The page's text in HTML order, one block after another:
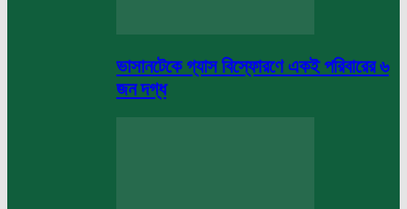
ভাসানটেকে গ্যাস বিস্ফোরণে একই পরিবারের ৬
জন দগ্ধ